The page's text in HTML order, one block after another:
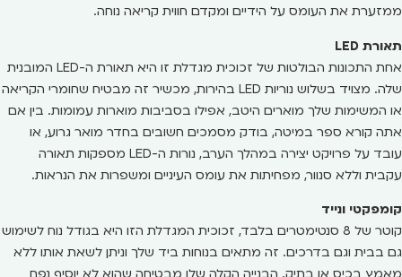
ממזערת את העומס על הידיים ומקדם חווית קריאה נוחה.
תאורת LED
אחת התכונות הבולטות של זכוכית מגדלת זו היא תאורת ה-LED המובנית
שלה. מצויד בשלוש נוריות LED בהירות, מכשיר זה מבטיח שחומרי הקריאה
או המשימות שלך מוארים היטב, אפילו בסביבות מוארות עמומות. בין אם
אתה קורא ספר במיטה, בודק מסמכים חשובים בחדר מואר גרוע, או
עובד על פרויקט יצירה במהלך הערב, נורות ה-LED מספקות תאורה
עקבית וללא סנוור, מפחיתות את עומס העיניים ומשפרות את הנראות.
קומפקטי ונייד
קוטר של 8 סנטימטרים בלבד, זכוכית המגדלת הזו היא בגודל נוח לשימוש
גם בבית וגם בדרכים. זה מתאים בנוחות ביד שלך וניתן לשאת אותו ללא